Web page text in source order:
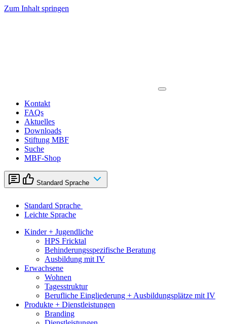
Zum Inhalt springen
Kontakt
FAQs
Aktuelles
Downloads
Stiftung MBF
Suche
MBF-Shop
Standard Sprache
Standard Sprache
Leichte Sprache
Kinder + Jugendliche
HPS Fricktal
Behinderungsspezifische Beratung
Ausbildung mit IV
Erwachsene
Wohnen
Tagesstruktur
Berufliche Eingliederung + Ausbildungsplätze mit IV
Produkte + Dienstleistungen
Branding